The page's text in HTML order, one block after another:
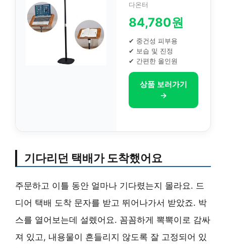
다온터
84,780원
✔ 중건성 피부용
✔ 보습 및 진정
✔ 간편한 올인원
상품 보러가기
→
기다리던 택배가 도착했어요
주문하고 이틀 동안 얼마나 기다렸는지 몰라요. 드
디어 택배 도착 문자를 받고 뛰어나가서 받았죠. 박
스를 열어보는데 설렜어요. 꼼꼼하게 뽁뽁이로 감싸
져 있고, 내용물이 흔들리지 않도록 잘 고정되어 있